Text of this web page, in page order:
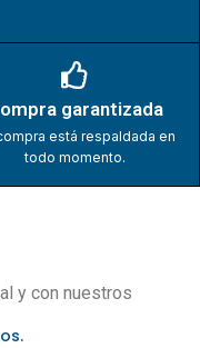
garantizada
está respaldada en
todo momento.
y con nuestros